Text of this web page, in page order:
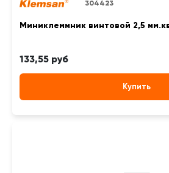
304423
Миниклеммник винтовой 2,5
133,55 руб
Купить